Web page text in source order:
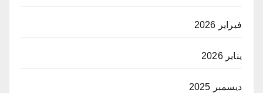
فبراير 2026
يناير 2026
ديسمبر 2025